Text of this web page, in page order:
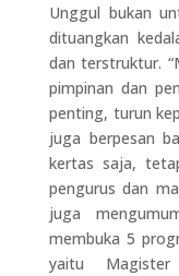
Unggul bukan
dituangkan
dan terstruktur.
pimpinan dan
penting, turun
juga berpesan
kertas saja,
pengurus dan
juga
membuka 5
yaitu